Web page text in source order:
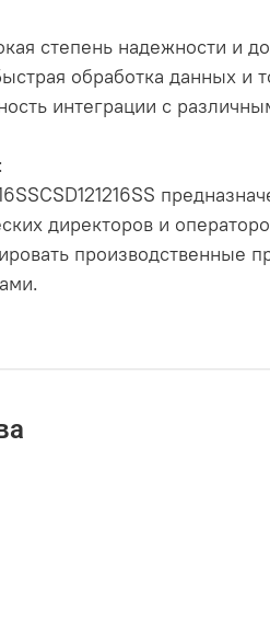
степень надежности и
обработка данных и
интеграции с
директоров и
производственные